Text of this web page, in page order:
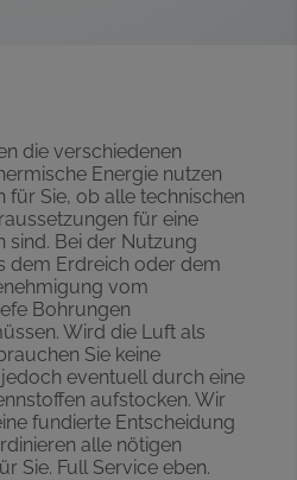
die verschiedenen
Energie nutzen
Sie, ob alle technischen
für eine
Bei der Nutzung
dem Erdreich oder dem
vom
Bohrungen
Wird die Luft als
Sie keine
eventuell durch eine
aufstocken. Wir
fundierte Entscheidung
alle nötigen
Sie. Full Service eben.